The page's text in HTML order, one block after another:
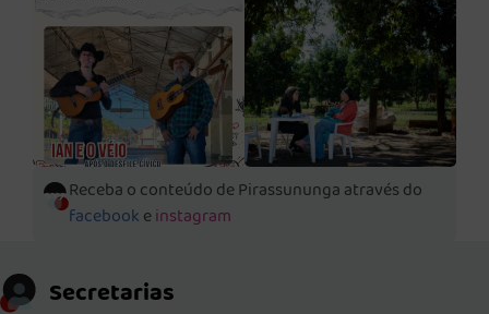
Receba o conteúdo de Pirassununga através do
facebook einstagram
Secretarias